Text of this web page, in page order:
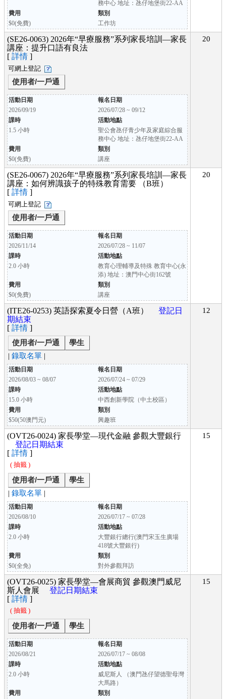
務中心 地址：氹仔地堡街22-AA
費用
類別
$0(免費)
工作坊
(SE26-0063) 2026年“早療服務”系列家長培訓—家長
講座：提升口語有良法
[ 詳情 ]
可網上登記
使用者/一戶通
活動日期
報名日期
2026/09/19
2026/07/28 ~ 09/12
課時
活動地點
1.5 小時
聖公會氹仔青少年及家庭綜合服
務中心 地址：氹仔地堡街22-AA
費用
類別
$0(免費)
講座
20
(SE26-0067) 2026年“早療服務”系列家長培訓—家長
講座：如何辨識孩子的特殊教育需要 （B班）
[ 詳情 ]
可網上登記
使用者/一戶通
活動日期
報名日期
2026/11/14
2026/07/28 ~ 11/07
課時
活動地點
2.0 小時
教育心理輔導及特殊 教育中心(永
添) 地址：澳門中心街162號
費用
類別
$0(免費)
講座
20
(ITE26-0253) 英語探索夏令日營（A班） 登記日
期結束
[ 詳情 ]
使用者/一戶通
學生
| 錄取名單 |
活動日期
報名日期
2026/08/03 ~ 08/07
2026/07/24 ~ 07/29
課時
活動地點
15.0 小時
中西創新學院（中土校區）
費用
類別
$50(50澳門元)
興趣班
12
(OVT26-0024) 家長學堂—現代金融 參觀大豐銀行
登記日期結束
[ 詳情 ]
( 抽籤 )
使用者/一戶通
學生
| 錄取名單 |
活動日期
報名日期
2026/08/10
2026/07/17 ~ 07/28
課時
活動地點
2.0 小時
大豐銀行總行(澳門宋玉生廣場
418號大豐銀行)
費用
類別
$0(全免)
對外參觀拜訪
15
(OVT26-0025) 家長學堂—會展商貿 參觀澳門威尼
斯人會展 登記日期結束
[ 詳情 ]
( 抽籤 )
使用者/一戶通 學生
活動日期
報名日期
2026/08/21
2026/07/17 ~ 08/08
課時
活動地點
2.0 小時
威尼斯人 （澳門氹仔望德聖母灣
大馬路）
費用
類別
15